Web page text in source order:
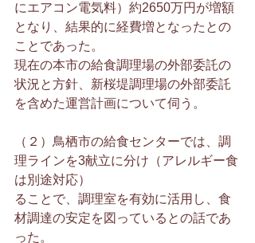
にエアコン電気料）約2650万円が増額
となり、結果的に経費増となったとの
ことであった。
現在の本市の給食調理場の外部委託の
状況と方針、新桜堤調理場の外部委託
を含めた運営計画について伺う。
（２）鳥栖市の給食センターでは、調
理ラインを3献立に分け（アレルギー食
は別途対応）
ることで、調理室を有効に活用し、食
材調達の安定を図っているとの話であ
った。